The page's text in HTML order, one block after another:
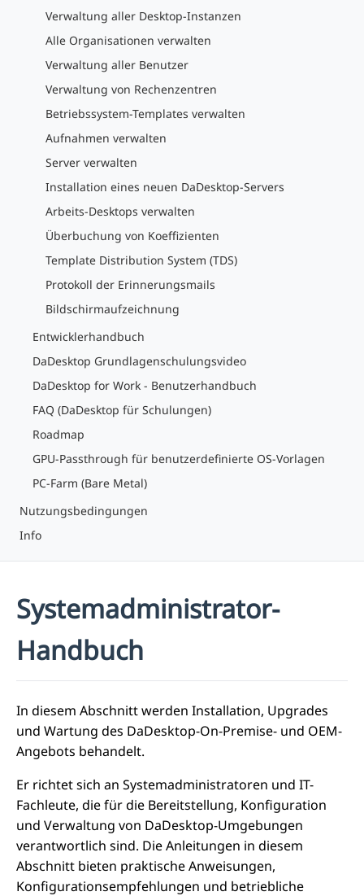
Verwaltung aller Desktop-Instanzen
Alle Organisationen verwalten
Verwaltung aller Benutzer
Verwaltung von Rechenzentren
Betriebssystem-Templates verwalten
Aufnahmen verwalten
Server verwalten
Installation eines neuen DaDesktop-Servers
Arbeits-Desktops verwalten
Überbuchung von Koeffizienten
Template Distribution System (TDS)
Protokoll der Erinnerungsmails
Bildschirmaufzeichnung
Entwicklerhandbuch
DaDesktop Grundlagenschulungsvideo
DaDesktop for Work - Benutzerhandbuch
FAQ (DaDesktop für Schulungen)
Roadmap
GPU-Passthrough für benutzerdefinierte OS-Vorlagen
PC-Farm (Bare Metal)
Nutzungsbedingungen
Info
Systemadministrator-
Handbuch
In diesem Abschnitt werden Installation, Upgrades
und Wartung des DaDesktop-On-Premise- und OEM-
Angebots behandelt.
Er richtet sich an Systemadministratoren und IT-
Fachleute, die für die Bereitstellung, Konfiguration
und Verwaltung von DaDesktop-Umgebungen
verantwortlich sind. Die Anleitungen in diesem
Abschnitt bieten praktische Anweisungen,
Konfigurationsempfehlungen und betriebliche